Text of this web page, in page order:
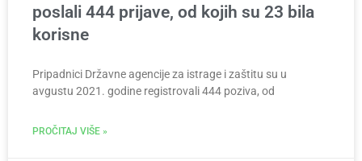
poslali 444 prijave, od kojih su 23 bila
korisne
Pripadnici Državne agencije za istrage i zaštitu su u
avgustu 2021. godine registrovali 444 poziva, od
PROČITAJ VIŠE »